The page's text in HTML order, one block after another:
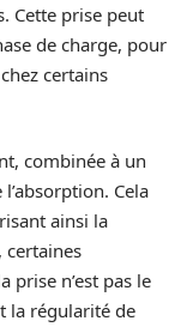
Cette prise peut
de charge, pour
certains
combinée à un
Cela
ainsi la
certaines
prise n’est pas le
la régularité de